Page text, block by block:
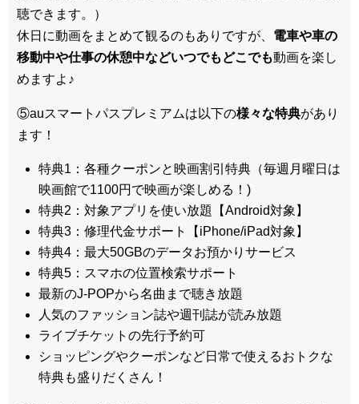
聴できます。）
休日に動画をまとめて観るのもありですが、 電車や車の
移動中や仕事の休憩中などいつでもどこでも動画を楽し
めますよ♪
⑤auスマートパスプレミアムは以下の様々な特典があり
ます！
特典1：各種クーポンと映画割引特典（毎週月曜日は
映画館で1100円で映画が楽しめる！)
特典2：対象アプリを使い放題【Android対象】
特典3：修理代金サポート【iPhone/iPad対象】
特典4：最大50GBのデータお預かりサービス
特典5：スマホの位置検索サポート
最新のJ-POPから名曲まで聴き放題
人気のファッション誌や週刊誌が読み放題
ライブチケットの先行予約可
ショッピングやクーポンなど日常で使えるおトクな
特典も盛りだくさん！